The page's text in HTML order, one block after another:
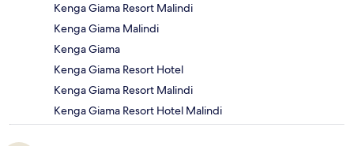
Kenga Giama Resort Malindi
Kenga Giama Malindi
Kenga Giama
Kenga Giama Resort Hotel
Kenga Giama Resort Malindi
Kenga Giama Resort Hotel Malindi